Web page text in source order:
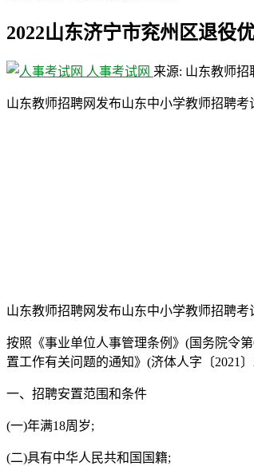
2022山东济宁市兖州区退役
人事考试网 来源: 山东教师招
山东教师招聘网发布山东中小学教师招聘
山东教师招聘网发布山东中小学教师招聘
按照《事业单位人事管理条例》(国务院令
置工作有关问题的通知》(济体人字〔2021
一、招聘安置范围和条件
(一)年满18周岁;
(二)具有中华人民共和国国籍;